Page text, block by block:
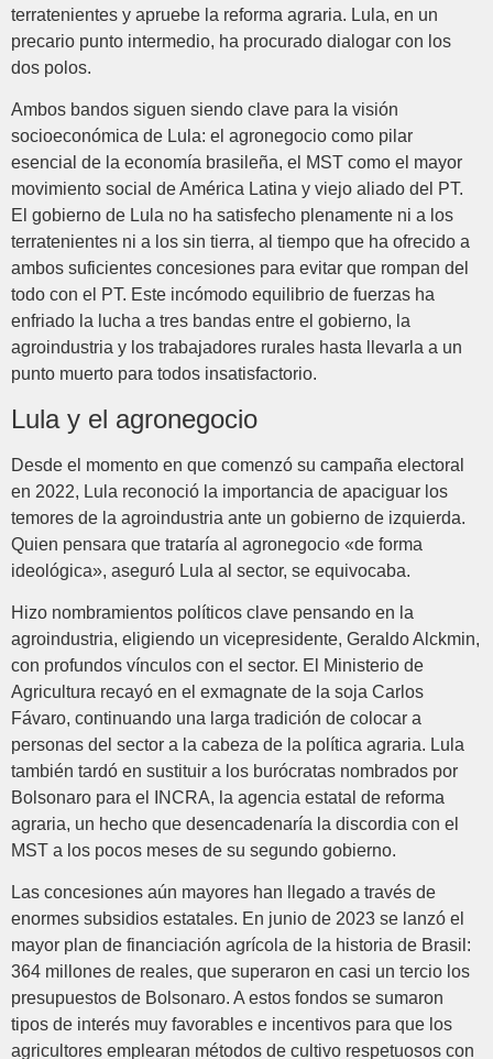
terratenientes y apruebe la reforma agraria. Lula, en un
precario punto intermedio, ha procurado dialogar con los
dos polos.
Ambos bandos siguen siendo clave para la visión
socioeconómica de Lula: el agronegocio como pilar
esencial de la economía brasileña, el MST como el mayor
movimiento social de América Latina y viejo aliado del PT.
El gobierno de Lula no ha satisfecho plenamente ni a los
terratenientes ni a los sin tierra, al tiempo que ha ofrecido a
ambos suficientes concesiones para evitar que rompan del
todo con el PT. Este incómodo equilibrio de fuerzas ha
enfriado la lucha a tres bandas entre el gobierno, la
agroindustria y los trabajadores rurales hasta llevarla a un
punto muerto para todos insatisfactorio.
Lula y el agronegocio
Desde el momento en que comenzó su campaña electoral
en 2022, Lula reconoció la importancia de apaciguar los
temores de la agroindustria ante un gobierno de izquierda.
Quien pensara que trataría al agronegocio «de forma
ideológica», aseguró Lula al sector, se equivocaba.
Hizo nombramientos políticos clave pensando en la
agroindustria, eligiendo un vicepresidente, Geraldo Alckmin,
con profundos vínculos con el sector. El Ministerio de
Agricultura recayó en el exmagnate de la soja Carlos
Fávaro, continuando una larga tradición de colocar a
personas del sector a la cabeza de la política agraria. Lula
también tardó en sustituir a los burócratas nombrados por
Bolsonaro para el INCRA, la agencia estatal de reforma
agraria, un hecho que desencadenaría la discordia con el
MST a los pocos meses de su segundo gobierno.
Las concesiones aún mayores han llegado a través de
enormes subsidios estatales. En junio de 2023 se lanzó el
mayor plan de financiación agrícola de la historia de Brasil:
364 millones de reales, que superaron en casi un tercio los
presupuestos de Bolsonaro. A estos fondos se sumaron
tipos de interés muy favorables e incentivos para que los
agricultores emplearan métodos de cultivo respetuosos con